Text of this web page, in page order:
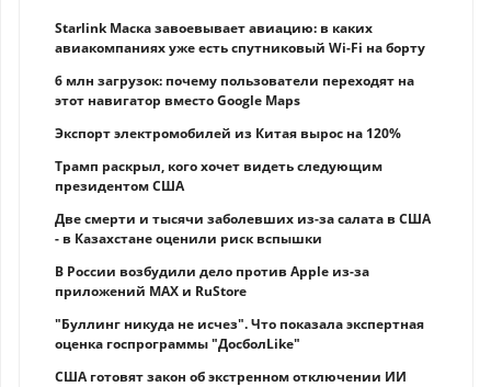
Starlink Маска завоевывает авиацию: в каких
авиакомпаниях уже есть спутниковый Wi-Fi на борту
6 млн загрузок: почему пользователи переходят на
этот навигатор вместо Google Maps
Экспорт электромобилей из Китая вырос на 120%
Трамп раскрыл, кого хочет видеть следующим
президентом США
Две смерти и тысячи заболевших из-за салата в США
- в Казахстане оценили риск вспышки
В России возбудили дело против Apple из-за
приложений MAX и RuStore
"Буллинг никуда не исчез". Что показала экспертная
оценка госпрограммы "ДосболLike"
США готовят закон об экстренном отключении ИИ